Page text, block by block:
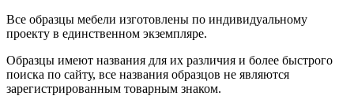
Все образцы мебели изготовлены по индивидуальному
проекту в единственном экземпляре.
Образцы имеют названия для их различия и более быстрого
поиска по сайту, все названия образцов не являются
зарегистрированным товарным знаком.